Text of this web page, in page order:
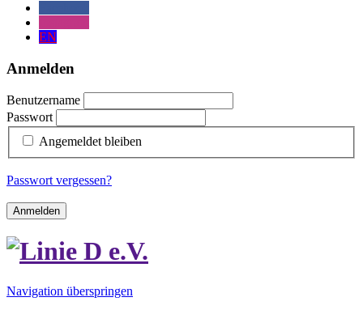
EN
Anmelden
Benutzername
Passwort
Angemeldet bleiben
Passwort vergessen?
Anmelden
Navigation überspringen